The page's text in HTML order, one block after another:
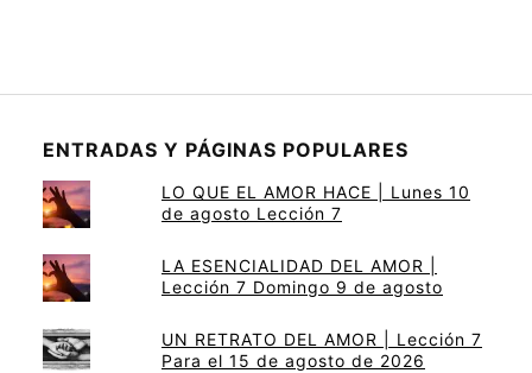
ENTRADAS Y PÁGINAS POPULARES
LO QUE EL AMOR HACE | Lunes 10
de agosto Lección 7
LA ESENCIALIDAD DEL AMOR |
Lección 7 Domingo 9 de agosto
UN RETRATO DEL AMOR | Lección 7
Para el 15 de agosto de 2026